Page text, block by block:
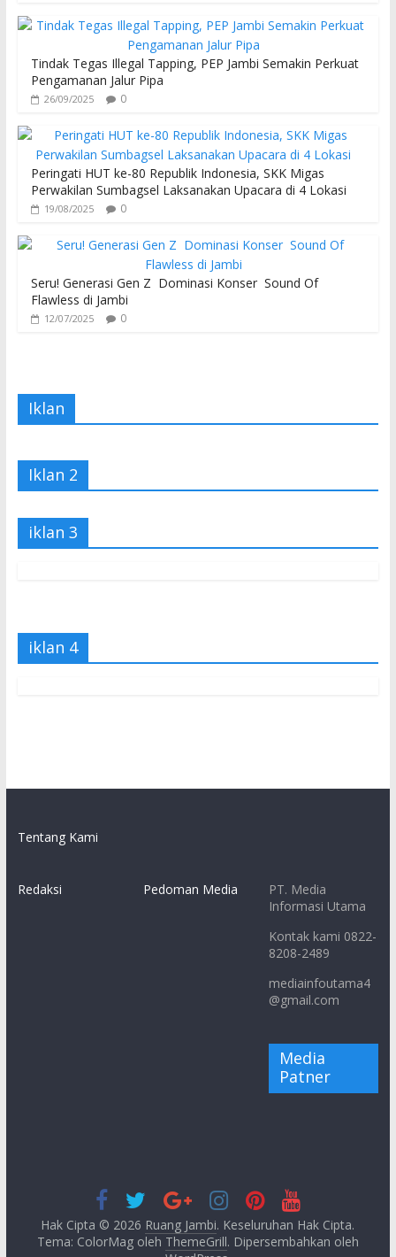
Tindak Tegas Illegal Tapping, PEP Jambi Semakin Perkuat
Pengamanan Jalur Pipa
26/09/2025 0
Peringati HUT ke-80 Republik Indonesia, SKK Migas
Perwakilan Sumbagsel Laksanakan Upacara di 4 Lokasi
19/08/2025 0
Seru! Generasi Gen Z Dominasi Konser Sound Of
Flawless di Jambi
12/07/2025 0
Iklan
Iklan 2
iklan 3
iklan 4
Tentang Kami
Redaksi Pedoman Media
PT. Media
Informasi Utama
Kontak kami 0822-
8208-2489
mediainfoutama4
@gmail.com
Media
Patner
Hak Cipta © 2026 Ruang Jambi. Keseluruhan Hak Cipta.
Tema: ColorMag oleh ThemeGrill. Dipersembahkan oleh